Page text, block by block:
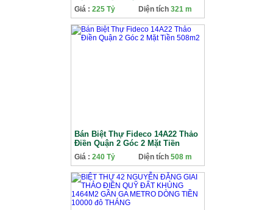
LÒNG THỦ THIÊM
Giá : 225 Tỷ Diện tích 321 m
Bán Biệt Thự Fideco 14A22 Thảo
Điền Quận 2 Góc 2 Mặt Tiền
508m2
Giá : 240 Tỷ Diện tích 508 m